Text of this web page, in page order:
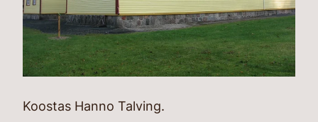
Koostas Hanno Talving.